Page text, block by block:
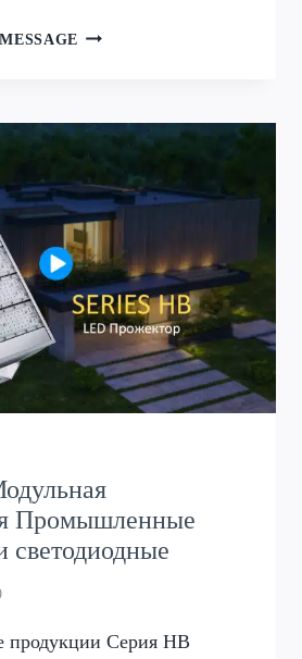
СЕРИЯ
30
Промышленные
светодиодные
продукции Серия HB